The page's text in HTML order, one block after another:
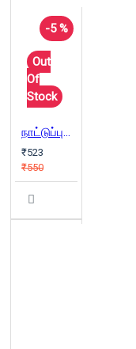
-5 %
Out
Of
Stock
நாட்டுப்புறக் கதைக் களஞ்சியம்
₹523
₹550